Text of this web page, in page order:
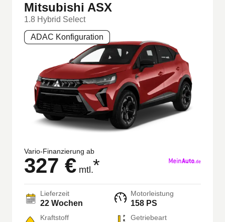
Mitsubishi ASX
1.8 Hybrid Select
ADAC Konfiguration
Vario-Finanzierung ab
327 € mtl.*
Lieferzeit
22 Wochen
Motorleistung
158 PS
Kraftstoff Getriebeart